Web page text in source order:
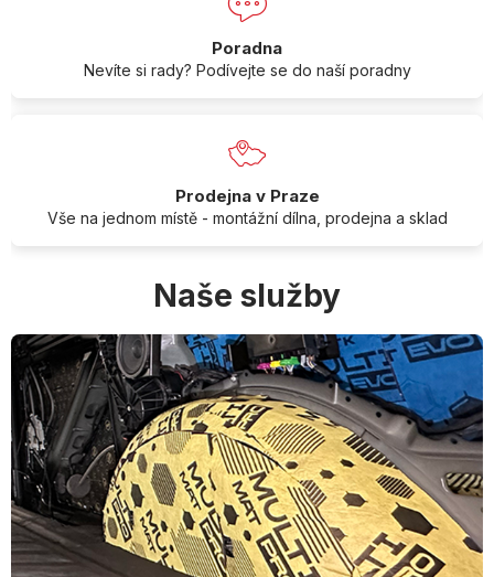
Poradna
Nevíte si rady? Podívejte se do naší poradny
Prodejna v Praze
Vše na jednom místě - montážní dílna, prodejna a sklad
Naše služby